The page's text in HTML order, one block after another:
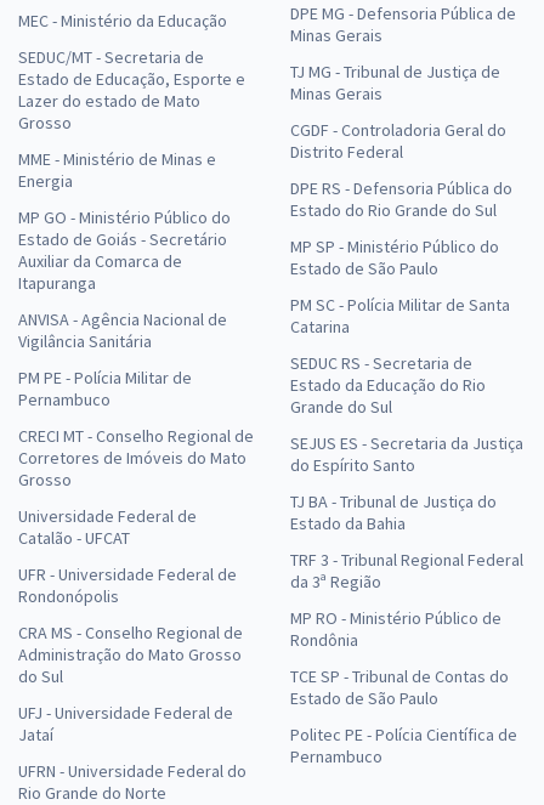
MEC - Ministério da Educação
SEDUC/MT - Secretaria de
Estado de Educação, Esporte e
Lazer do estado de Mato
Grosso
MME - Ministério de Minas e
Energia
MP GO - Ministério Público do
Estado de Goiás - Secretário
Auxiliar da Comarca de
Itapuranga
ANVISA - Agência Nacional de
Vigilância Sanitária
PM PE - Polícia Militar de
Pernambuco
CRECI MT - Conselho Regional de
Corretores de Imóveis do Mato
Grosso
Universidade Federal de
Catalão - UFCAT
UFR - Universidade Federal de
Rondonópolis
CRA MS - Conselho Regional de
Administração do Mato Grosso
do Sul
UFJ - Universidade Federal de
Jataí
UFRN - Universidade Federal do
Rio Grande do Norte
DPE MG - Defensoria Pública de
Minas Gerais
TJ MG - Tribunal de Justiça de
Minas Gerais
CGDF - Controladoria Geral do
Distrito Federal
DPE RS - Defensoria Pública do
Estado do Rio Grande do Sul
MP SP - Ministério Público do
Estado de São Paulo
PM SC - Polícia Militar de Santa
Catarina
SEDUC RS - Secretaria de
Estado da Educação do Rio
Grande do Sul
SEJUS ES - Secretaria da Justiça
do Espírito Santo
TJ BA - Tribunal de Justiça do
Estado da Bahia
TRF 3 - Tribunal Regional Federal
da 3ª Região
MP RO - Ministério Público de
Rondônia
TCE SP - Tribunal de Contas do
Estado de São Paulo
Politec PE - Polícia Científica de
Pernambuco